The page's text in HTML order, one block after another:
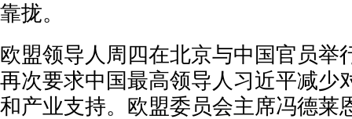
靠拢。
欧盟领导人周四在北京与中国官员举
再次要求中国最高领导人习近平减少
和产业支持。欧盟委员会主席冯德莱